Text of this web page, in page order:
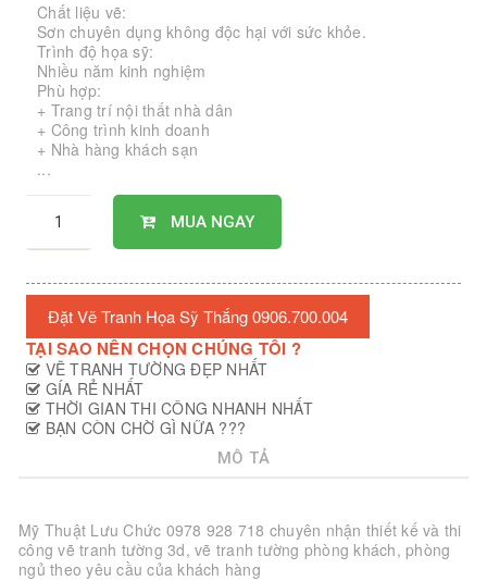
Chất liệu vẽ:
Sơn chuyên dụng không độc hại với sức khỏe.
Trình độ họa sỹ:
Nhiều năm kinh nghiệm
Phù hợp:
+ Trang trí nội thất nhà dân
+ Công trình kinh doanh
+ Nhà hàng khách sạn
...
MUA NGAY
Đặt Vẽ Tranh Họa Sỹ Thắng 0906.700.004
TẠI SAO NÊN CHỌN CHÚNG TÔI ?
VẼ TRANH TƯỜNG ĐẸP NHẤT
GÍA RẺ NHẤT
THỜI GIAN THI CÔNG NHANH NHẤT
BẠN CÒN CHỜ GÌ NỮA ???
MÔ TẢ
Mỹ Thuật Lưu Chức 0978 928 718 chuyên nhận thiết kế và thi
công vẽ tranh tường 3d, vẽ tranh tường phòng khách, phòng
ngủ theo yêu cầu của khách hàng